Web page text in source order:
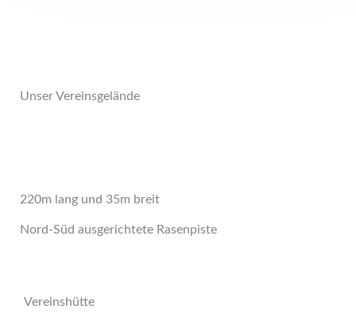
Unser Vereinsgelände
220m lang und 35m breit
Nord-Süd ausgerichtete Rasenpiste
Vereinshütte